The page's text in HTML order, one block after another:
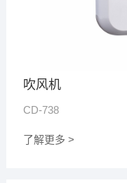
吹风机
CD-738
了解更多 >